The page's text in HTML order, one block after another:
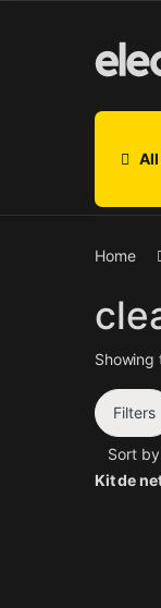
All
Home
Showing
Filters
Kit de